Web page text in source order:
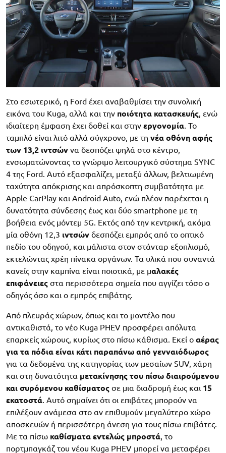
Στο εσωτερικό, η Ford έχει αναβαθμίσει την συνολική
εικόνα του Kuga, αλλά και την ποιότητα κατασκευής, ενώ
ιδιαίτερη έμφαση έχει δοθεί και στην εργονομία. Το
ταμπλό είναι λιτό αλλά σύγχρονο, με τη νέα οθόνη αφής
των 13,2 ιντσών να δεσπόζει ψηλά στο κέντρο,
ενσωματώνοντας το γνώριμο λειτουργικό σύστημα SYNC
4 της Ford. Αυτό εξασφαλίζει, μεταξύ άλλων, βελτιωμένη
ταχύτητα απόκρισης και απρόσκοπτη συμβατότητα με
Apple CarPlay και Android Auto, ενώ πλέον παρέχεται η
δυνατότητα σύνδεσης έως και δύο smartphone με τη
βοήθεια ενός μόντεμ 5G. Εκτός από την κεντρική, ακόμα
μία οθόνη 12,3 ιντσών δεσπόζει εμπρός από το οπτικό
πεδίο του οδηγού, και μάλιστα στον στάνταρ εξοπλισμό,
εκτελώντας χρέη πίνακα οργάνων. Τα υλικά που συναντά
κανείς στην καμπίνα είναι ποιοτικά, με μαλακές
επιφάνειες στα περισσότερα σημεία που αγγίζει τόσο ο
οδηγός όσο και ο εμπρός επιβάτης.
Από πλευράς χώρων, όπως και το μοντέλο που
αντικαθιστά, το νέο Kuga PHEV προσφέρει απόλυτα
επαρκείς χώρους, κυρίως στο πίσω κάθισμα. Εκεί ο αέρας
για τα πόδια είναι κάτι παραπάνω από γενναιόδωρος
για τα δεδομένα της κατηγορίας των μεσαίων SUV, χάρη
και στη δυνατότητα μετακίνησης του πίσω διαιρούμενου
και συρόμενου καθίσματος σε μια διαδρομή έως και 15
εκατοστά. Αυτό σημαίνει ότι οι επιβάτες μπορούν να
επιλέξουν ανάμεσα στο αν επιθυμούν μεγαλύτερο χώρο
αποσκευών ή περισσότερη άνεση για τους πίσω επιβάτες.
Με τα πίσω καθίσματα εντελώς μπροστά, το
πορτμπαγκάζ του νέου Kuga PHEV μπορεί να μεταφέρει